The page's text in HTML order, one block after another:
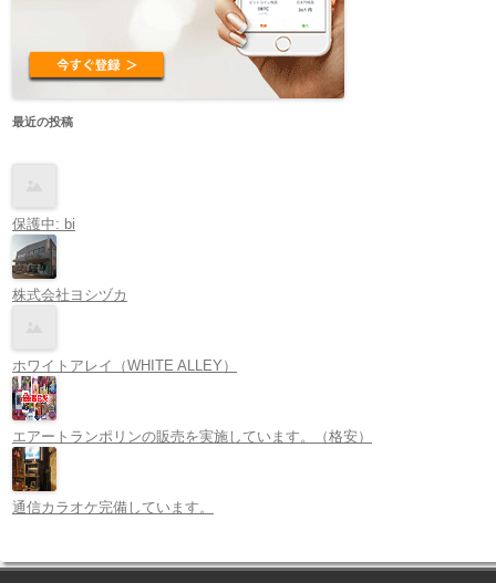
最近の投稿
保護中: bi
株式会社ヨシヅカ
ホワイトアレイ（WHITE ALLEY）
エアートランポリンの販売を実施しています。（格安）
通信カラオケ完備しています。